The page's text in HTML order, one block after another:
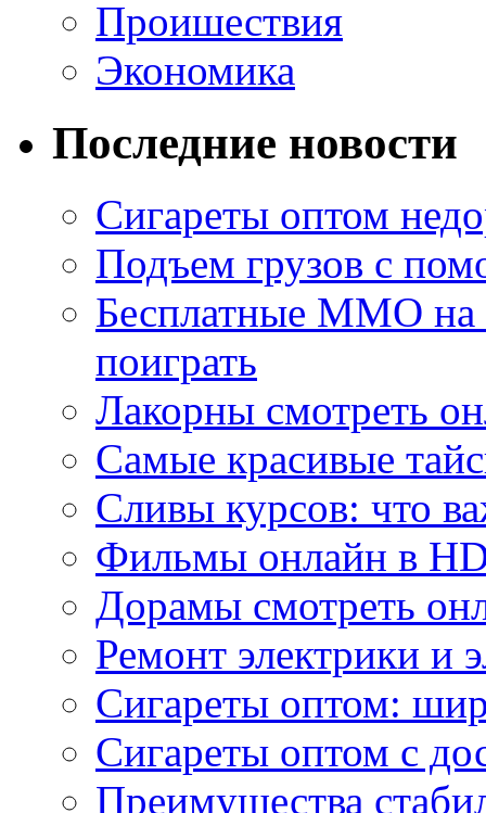
Проишествия
Экономика
Последние новости
Сигареты оптом
Подъем грузов с
Бесплатные MMO
поиграть
Лакорны смотреть
Самые красивые
Сливы курсов: что
Фильмы онлайн в
Дорамы смотреть
Ремонт электрики и
Сигареты оптом:
Сигареты оптом с
Преимущества